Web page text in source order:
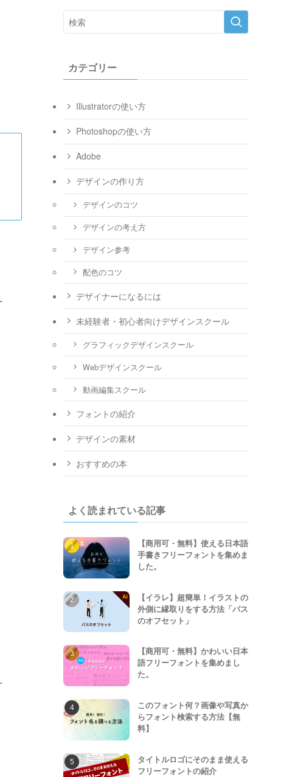
カテゴリー
Illustratorの使い方
Photoshopの使い方
Adobe
デザインの作り方
デザインのコツ
デザインの考え方
デザイン参考
配色のコツ
デザイナーになるには
未経験者・初心者向けデザインスクール
グラフィックデザインスクール
Webデザインスクール
動画編集スクール
フォントの紹介
デザインの素材
おすすめの本
よく読まれている記事
【商用可・無料】使える日本語
手書きフリーフォントを集めま
した。
【イラレ】超簡単！イラストの
外側に縁取りをする方法「パス
のオフセット」
【商用可・無料】かわいい日本
語フリーフォントを集めまし
た。
このフォント何？画像や写真か
らフォント検索する方法【無
料】
タイトルロゴにそのまま使える
フリーフォントの紹介